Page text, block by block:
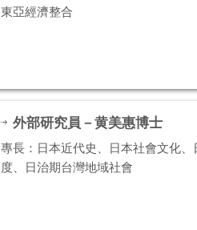
東亞經濟整合
外部研究員－黄美惠博士
專長：日本近代史、日本社會文化、
度、日治期台灣地域社會